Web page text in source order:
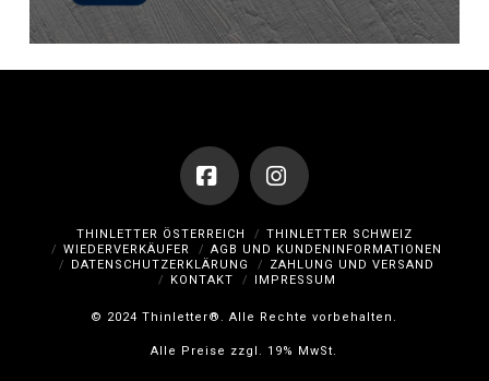
FacebookInstagram
THINLETTER ÖSTERREICH
THINLETTER SCHWEIZ
WIEDERVERKÄUFER
AGB UND KUNDENINFORMATIONEN
DATENSCHUTZERKLÄRUNG
ZAHLUNG UND VERSAND
KONTAKT
IMPRESSUM
© 2024 Thinletter®. Alle Rechte vorbehalten.
Alle Preise zzgl. 19% MwSt.